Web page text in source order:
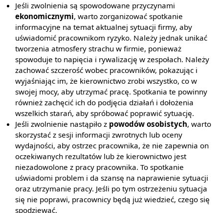
Jeśli zwolnienia są spowodowane przyczynami
ekonomicznymi, warto zorganizować spotkanie
informacyjne na temat aktualnej sytuacji firmy, aby
uświadomić pracownikom ryzyko. Należy jednak unikać
tworzenia atmosfery strachu w firmie, ponieważ
spowoduje to napięcia i rywalizację w zespołach. Należy
zachować szczerość wobec pracowników, pokazując i
wyjaśniając im, że kierownictwo zrobi wszystko, co w
swojej mocy, aby utrzymać pracę. Spotkania te powinny
również zachęcić ich do podjęcia działań i dołożenia
wszelkich starań, aby spróbować poprawić sytuację.
Jeśli zwolnienie nastąpiło z powodów osobistych, warto
skorzystać z sesji informacji zwrotnych lub oceny
wydajności, aby ostrzec pracownika, że nie zapewnia on
oczekiwanych rezultatów lub że kierownictwo jest
niezadowolone z pracy pracownika. To spotkanie
uświadomi problem i da szansę na naprawienie sytuacji
oraz utrzymanie pracy. Jeśli po tym ostrzeżeniu sytuacja
się nie poprawi, pracownicy będą już wiedzieć, czego się
spodziewać.